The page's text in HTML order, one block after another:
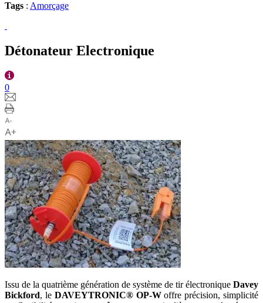
Tags : Amorçage
Détonateur Electronique
0
Issu de la quatrième génération de système de tir électronique Davey
Bickford, le DAVEYTRONIC® OP-Woffre précision, simplicité